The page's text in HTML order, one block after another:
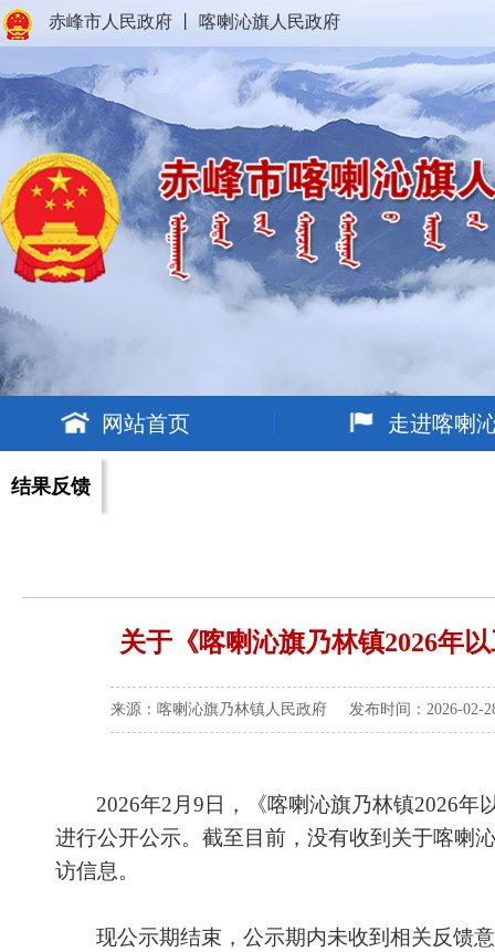
赤峰市人民政府 喀喇沁旗人民政府
网站首页 走进喀喇
结果反馈
关于《喀喇沁旗乃林镇2026年
来源：喀喇沁旗乃林镇人民政府 发布时间：2026-
2026年2 月9日，《喀喇沁旗乃林镇2026年
进行公开公示。截至目前，没有收到关于喀喇
访信息。
现公示期结束，公示期内未收到相关反馈